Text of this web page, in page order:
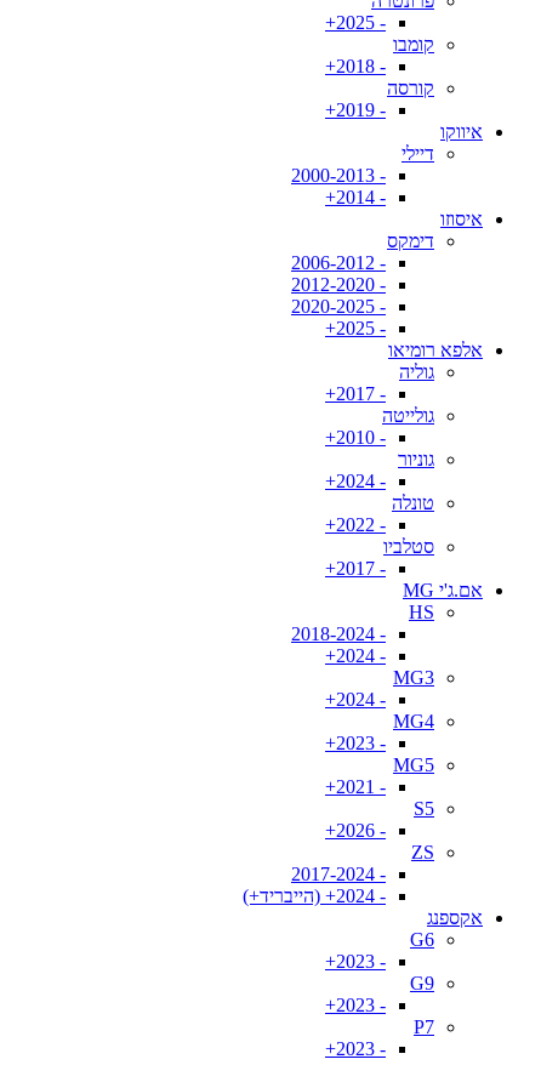
- 2025+
קומבו
- 2018+
קורסה
- 2019+
איווקו
דיילי
- 2000-2013
- 2014+
איסוזו
דימקס
- 2006-2012
- 2012-2020
- 2020-2025
- 2025+
אלפא רומיאו
גוליה
- 2017+
גולייטה
- 2010+
גוניור
- 2024+
טונלה
- 2022+
סטלביו
- 2017+
אם.ג'י MG
HS
- 2018-2024
- 2024+
MG3
- 2024+
MG4
- 2023+
MG5
- 2021+
S5
- 2026+
ZS
- 2017-2024
- 2024+ (הייבריד+)
אקספנג
G6
- 2023+
G9
- 2023+
P7
- 2023+